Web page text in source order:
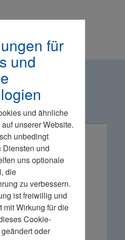
für
und
und ähnliche
unserer Website.
unbedingt
Diensten und
uns optionale
die
zu verbessern.
ist freiwillig und
mit Wirkung für die
Cookie-
oder
KG